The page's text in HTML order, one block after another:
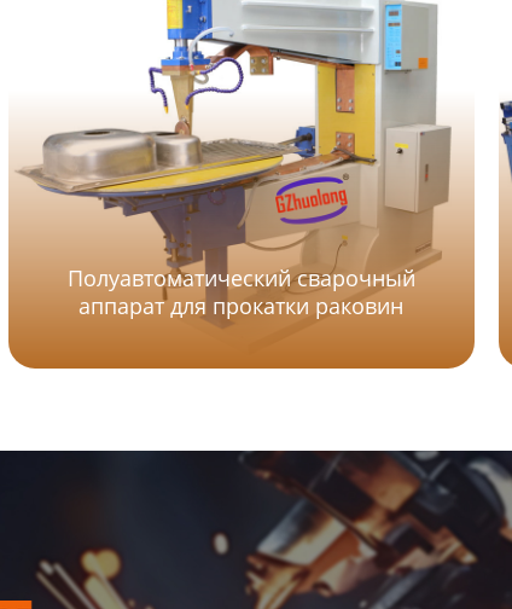
Полуавтоматический сварочный
аппарат для прокатки раковин